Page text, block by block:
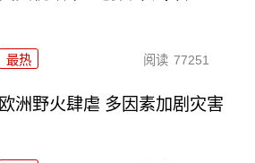
最热 阅读 77251
欧洲野火肆虐 多因素加剧灾害